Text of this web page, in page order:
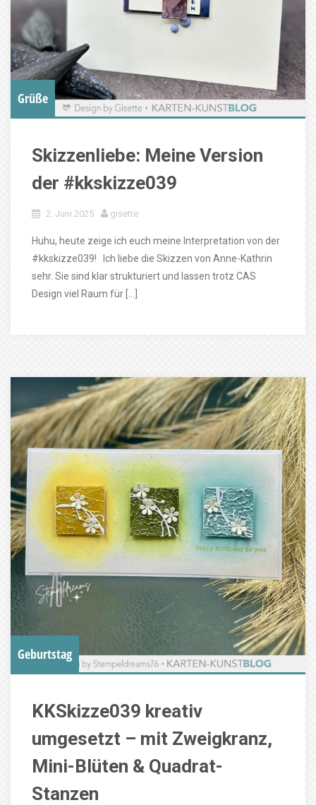
Grüße
Skizzenliebe: Meine Version
der #kkskizze039
2. Juni 2025 gisette
Huhu, heute zeige ich euch meine Interpretation von der
#kkskizze039! Ich liebe die Skizzen von Anne-Kathrin
sehr. Sie sind klar strukturiert und lassen trotz CAS
Design viel Raum für […]
Geburtstag
KKSkizze039 kreativ
umgesetzt – mit Zweigkranz,
Mini-Blüten & Quadrat-
Stanzen